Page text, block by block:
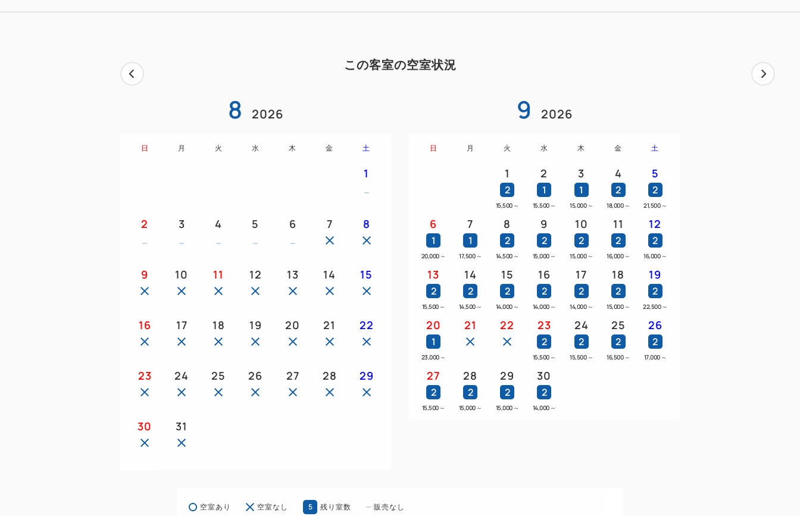
ポット・消臭スプレー・電話・コンセント
シャンプー・コンディショナー・ボディソープ・ハンドソープ・バスタ
お子様の添い寝（食事・寝具不要）は未就学児で、既存のベット1台（ソ
ファベット、エキストラベッドを除く）につき1名様までとさせていただ
超過人数でご予約の場合は、現地にて追加代金または、追加のお部屋の
ご予約が必要となります。
この客室の空室状況
8 2026
日 月 火 水 木 金 土
1
2 3 4 5 6 7 8
9 10 11 12 13 14 15
16 17 18 19 20 21 22
23 24 25 26 27 28 29
30 31
9 2026
日 月 火 水 木 金 土
1
2
15,500 ～
2
1
15,500 ～
3
1
15,000 ～
4
2
18,000 ～
5
2
21,500 ～
6
1
20,000 ～
7
1
17,500 ～
8
2
14,500 ～
9
2
15,000 ～
10
2
15,000 ～
11
2
16,000 ～
12
2
16,000 ～
13
2
15,500 ～
14
2
14,500 ～
15
2
14,000 ～
16
2
14,000 ～
17
2
14,000 ～
18
2
15,000 ～
19
2
22,500 ～
20
1
23,000 ～
21 22 23
2
15,500 ～
24
2
15,500 ～
25
2
16,500 ～
26
2
17,000 ～
27
2
15,500 ～
28
2
15,000 ～
29
2
15,000 ～
30
2
14,000 ～
空室あり 空室なし 5 残り室数 販売なし